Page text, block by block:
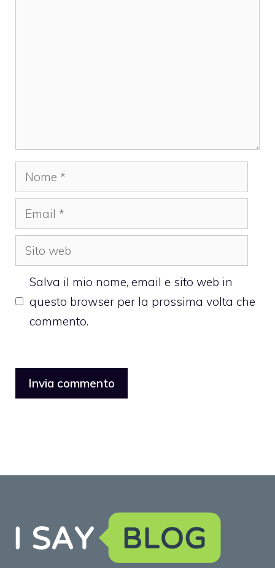
Nome
Email
Sito
web
Salva il mio nome, email e sito web in
questo browser per la prossima volta che
commento.